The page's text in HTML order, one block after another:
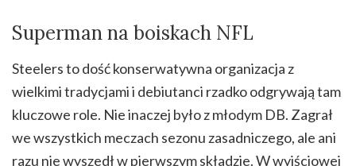
Superman na boiskach NFL
Steelers to dość konserwatywna organizacja z
wielkimi tradycjami i debiutanci rzadko odgrywają tam
kluczowe role. Nie inaczej było z młodym DB. Zagrał
we wszystkich meczach sezonu zasadniczego, ale ani
razu nie wyszedł w pierwszym składzie. W wyjściowej